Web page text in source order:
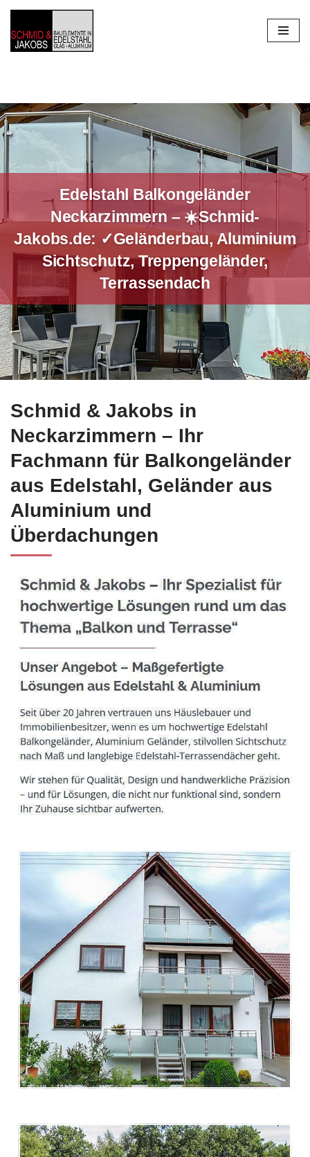
Zum
Inhalt
Edelstahl Balkongeländer
Neckarzimmern – ☀️Schmid-
Jakobs.de: ✓Geländerbau, Aluminium
Sichtschutz, Treppengeländer,
Terrassendach
Prüfen Sie Edelstahl Balkongeländer in Neckarzimmern bei
Schmid & Jakobs in
Neckarzimmern – Ihr
Fachmann für Balkongeländer
aus Edelstahl, Geländer aus
Aluminium und
Überdachungen